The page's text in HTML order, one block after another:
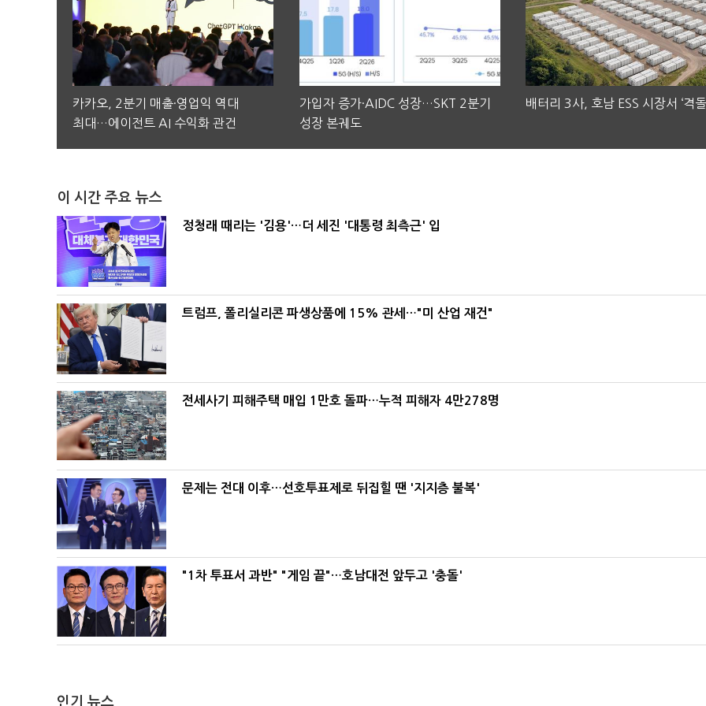
카카오, 2분기 매출·영업익 역대
최대…에이전트 AI 수익화 관건
가입자 증가·AIDC 성장…SKT 2분기
성장 본궤도
배터리 3사, 호남 ESS 시장서 ‘격돌
이 시간 주요 뉴스
정청래 때리는 '김용'…더 세진 '대통령 최측근' 입
트럼프, 폴리실리콘 파생상품에 15% 관세…"미 산업 재건"
전세사기 피해주택 매입 1만호 돌파…누적 피해자 4만278명
문제는 전대 이후…선호투표제로 뒤집힐 땐 '지지층 불복'
"1차 투표서 과반" "게임 끝"…호남대전 앞두고 '충돌'
인기 뉴스